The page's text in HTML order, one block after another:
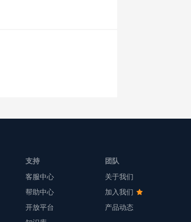
支持
客服中心
帮助中心
开放平台
团队
关于我们
加入我们
产品动态